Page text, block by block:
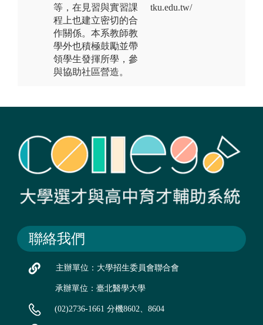
等，在見習與實習課
程上也建立密切的合
作關係。本系教師教
學外也積極鼓勵並帶
領學生發揮所學，參
與協助社區營造。
tku.edu.tw/
聯絡我們
主辦單位：大學招生委員會聯合會
承辦單位：臺北醫學大學
(02)2736-1661 分機8602、8604